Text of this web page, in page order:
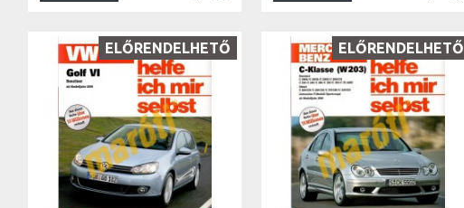
ELŐRENDELHETŐ ELŐRENDELHETŐ